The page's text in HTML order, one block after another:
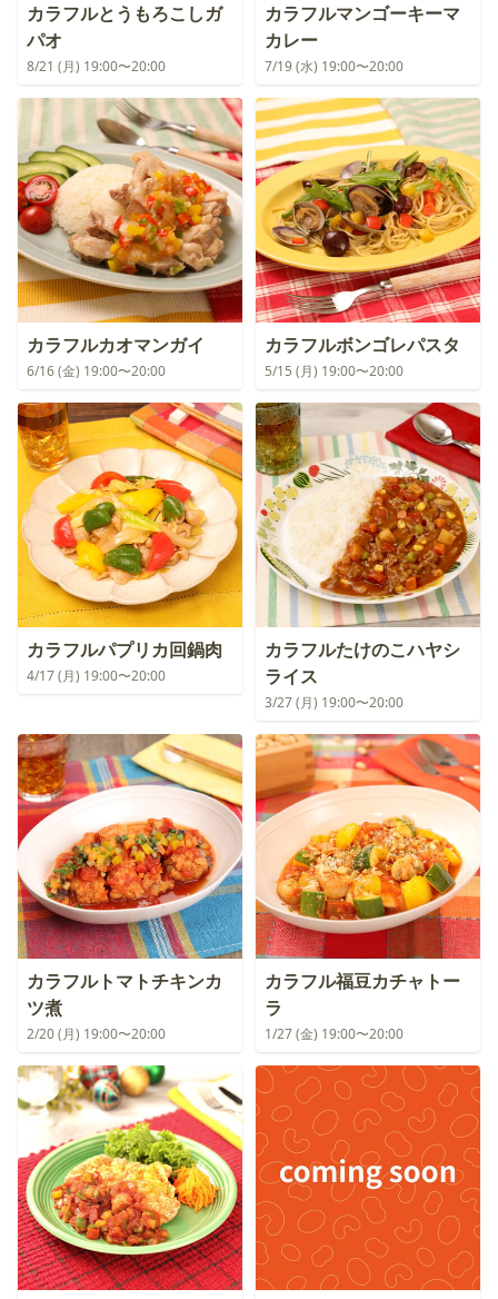
カラフルとうもろこしガ
パオ
8/21 (月) 19:00〜20:00
カラフルマンゴーキーマ
カレー
7/19 (水) 19:00〜20:00
カラフルカオマンガイ
6/16 (金) 19:00〜20:00
カラフルボンゴレパスタ
5/15 (月) 19:00〜20:00
カラフルパプリカ回鍋肉
4/17 (月) 19:00〜20:00
カラフルたけのこハヤシ
ライス
3/27 (月) 19:00〜20:00
カラフルトマトチキンカ
ツ煮
2/20 (月) 19:00〜20:00
カラフル福豆カチャトー
ラ
1/27 (金) 19:00〜20:00